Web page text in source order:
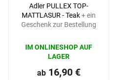
Adler PULLEX TOP-
MATTLASUR - Teak+ ein
Geschenk zur Bestellung
IM ONLINESHOP AUF
LAGER
ab 16,90 €